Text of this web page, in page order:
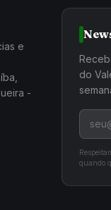
e
-
do
quando